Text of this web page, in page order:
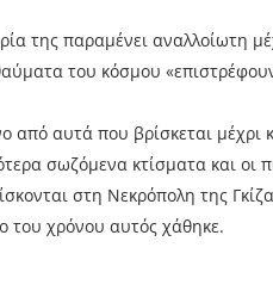
της παραμένει αναλλοίωτη
του κόσμου
από αυτά που βρίσκεται μέχρι
σωζόμενα κτίσματα και οι
στη Νεκρόπολη της
του χρόνου αυτός χάθηκε.